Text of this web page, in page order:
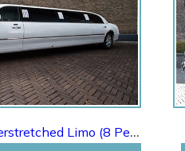
Lincoln Executive Superstretched Limo (8 Pers.)